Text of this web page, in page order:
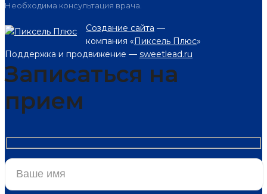
Необходима консультация врача.
Создание сайта —
компания «Пиксель Плюс»
Поддержка и продвижение — sweetlead.ru
Записаться на
прием